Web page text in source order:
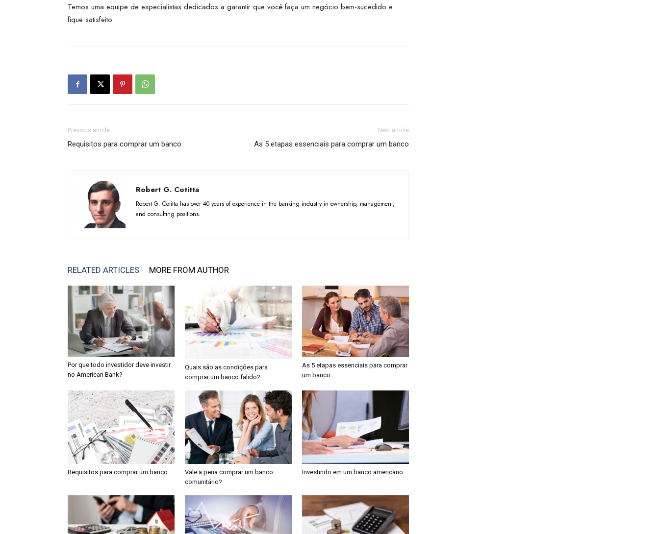
Temos uma equipe de especialistas dedicados a garantir que você faça um negócio bem-sucedido e
fique satisfeito.
Previous article
Requisitos para comprar um banco
Next article
As 5 etapas essenciais para comprar um banco
Robert G. Cotitta
Robert G. Cotitta has over 40 years of experience in the banking industry in ownership, management,
and consulting positions.
RELATED ARTICLES MORE FROM AUTHOR
Por que todo investidor deve investir
no American Bank?
Quais são as condições para
comprar um banco falido?
As 5 etapas essenciais para comprar
um banco
Requisitos para comprar um banco
Vale a pena comprar um banco
comunitário?
Investindo em um banco americano